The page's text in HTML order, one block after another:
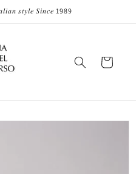
𝑠𝑡𝑦𝑙𝑒 𝑆𝑖𝑛𝑐𝑒 1989
Carrello